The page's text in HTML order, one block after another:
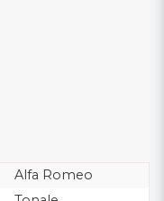
Alfa Romeo